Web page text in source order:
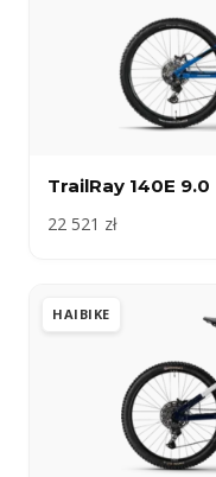
TrailRay 140E 9.0
22 521 zł
HAIBIKE